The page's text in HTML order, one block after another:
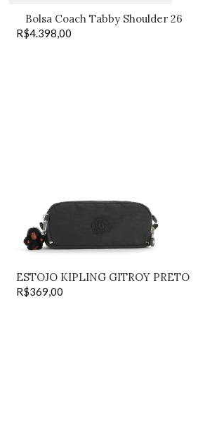
Bolsa Coach Tabby Shoulder 26
R$4.398,00
ESTOJO KIPLING GITROY PRETO
R$369,00